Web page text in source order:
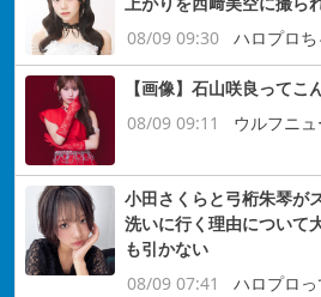
08/09 09:30
ハロプロ
【画像】石山咲良ってこ
08/09 09:11
ウルフニュ
小田さくらと弓桁朱琴が
洗いに行く理由について
も引かない
08/09 07:41
ハロプロっ